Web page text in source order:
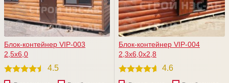
Блок-контейнер VIP-003
2,5х6,0
4.5
Блок-контейнер VIP-004
2,3х6,0х2,8
4.6